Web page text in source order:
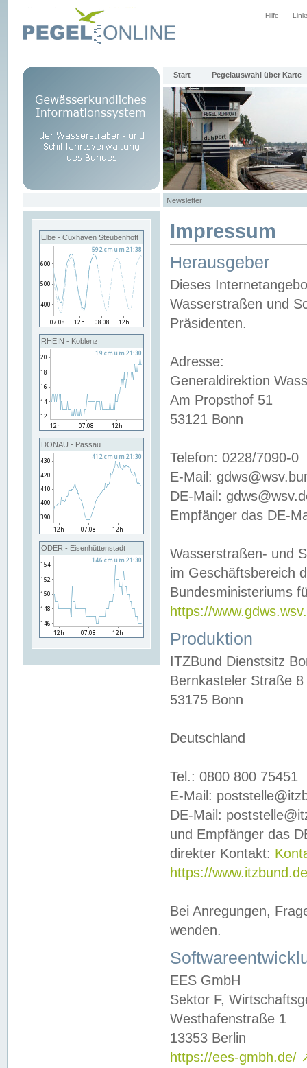
Hilfe
Start Pegelauswahl über Karte
Newsletter
Elbe - Cuxhaven Steubenhöft
RHEIN - Koblenz
DONAU - Passau
ODER - Eisenhüttenstadt
Impressum
Herausgeber
Dieses
Wasserstraßen und
Präsidenten.
Adresse:
Generaldirektion
Am Propsthof 51
53121 Bonn
Telefon: 0228/7090-0
E-Mail:
DE-Mail:
Empfänger das DE-
Wasserstraßen- und
im Geschäftsbereich
Bundesministeriums
https://
Produktion
ITZBund Dienstsitz
Bernkasteler Straße 8
53175 Bonn
Deutschland
Tel.: 0800 800 75451
E-Mail:
DE-Mail:
und Empfänger das
direkter Kontakt:
https://
Bei Anregungen,
wenden.
EES GmbH
Sektor F,
Westhafenstraße 1
13353 Berlin
https://ees-gmbh.de/